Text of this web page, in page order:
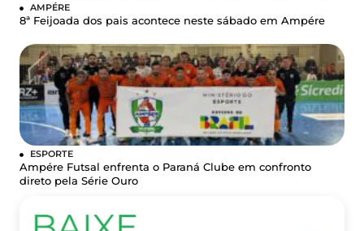
AMPÉRE
8ª Feijoada dos pais acontece neste sábado em Ampére
ESPORTE
Ampére Futsal enfrenta o Paraná Clube em confronto
direto pela Série Ouro